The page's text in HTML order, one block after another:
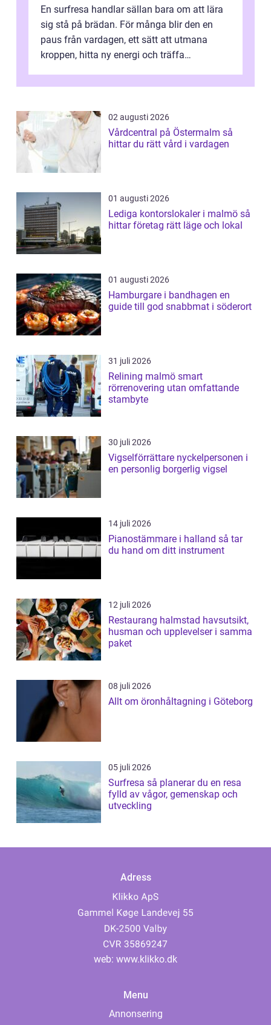
En surfresa handlar sällan bara om att lära
sig stå på brädan. För många blir den en
paus från vardagen, ett sätt att utmana
kroppen, hitta ny energi och träffa
på...
02 augusti 2026
Vårdcentral på Östermalm så
hittar du rätt vård i vardagen
01 augusti 2026
Lediga kontorslokaler i malmö så
hittar företag rätt läge och lokal
01 augusti 2026
Hamburgare i bandhagen en
guide till god snabbmat i söderort
31 juli 2026
Relining malmö smart
rörrenovering utan omfattande
stambyte
30 juli 2026
Vigselförrättare nyckelpersonen i
en personlig borgerlig vigsel
14 juli 2026
Pianostämmare i halland så tar
du hand om ditt instrument
12 juli 2026
Restaurang halmstad havsutsikt,
husman och upplevelser i samma
paket
08 juli 2026
Allt om öronhåltagning i Göteborg
05 juli 2026
Surfresa så planerar du en resa
fylld av vågor, gemenskap och
utveckling
Adress
web: www.klikko.dk
Menu
Annonsering